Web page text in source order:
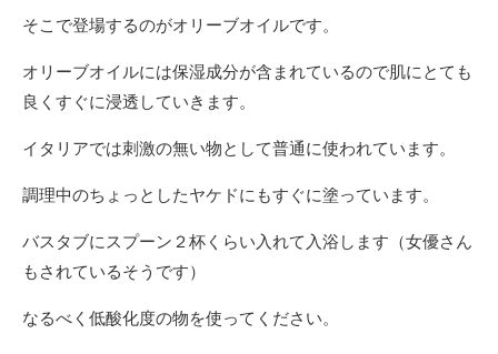
そこで登場するのがオリーブオイルです。
オリーブオイルには保湿成分が含まれているので肌にとても
良くすぐに浸透していきます。
イタリアでは刺激の無い物として普通に使われています。
調理中のちょっとしたヤケドにもすぐに塗っています。
バスタブにスプーン２杯くらい入れて入浴します（女優さん
もされているそうです）
なるべく低酸化度の物を使ってください。